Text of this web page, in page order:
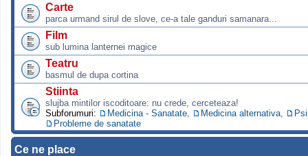
Carte
parca urmand sirul de slove, ce-a tale ganduri samanara...
Film
sub lumina lanternei magice
Teatru
basmul de dupa cortina
Stiinta
slujba mintilor iscoditoare: nu crede, cerceteaza!
Subforumuri:
Medicina - Sanatate Medicina alternativa
Probleme de sanatate
Ce ne place